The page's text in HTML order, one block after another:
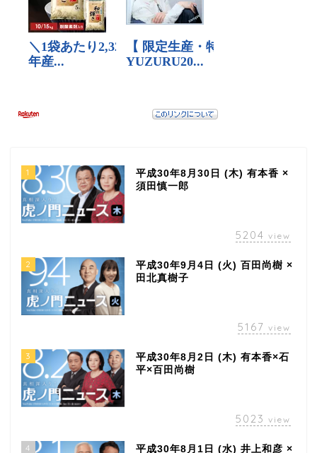
1
平成30年8月30日 (木) 有本香 ×
須田慎一郎
5204 view
2
平成30年9月4日 (火) 百田尚樹 ×
田北真樹子
5167 view
3
平成30年8月2日 (木) 有本香×石
平×百田尚樹
5023 view
4
平成30年8月1日 (水) 井上和彦 ×